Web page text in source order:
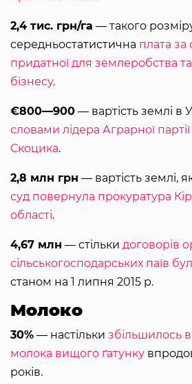
2,4 тис. грн/га ― такого
середньостатистична плата за
придатної для землеробства
бізнесу.
€800—900 ― вартість землі в
словами лідера Аграрної партії
Скоцика.
2,8 млн грн ― вартість землі,
суд повернула прокуратура
області.
4,67 млн ― стільки договорів
сільськогосподарських паїв
станом на 1 липня 2015 р.
Молоко
30% ― настільки збільшилось
молока вищого ґатунку
років.